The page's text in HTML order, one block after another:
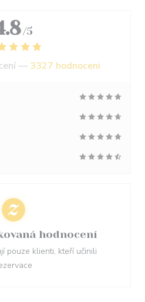
/5
— 3327 hodnoceni
hodnocení
pouze klienti, kteří učinili